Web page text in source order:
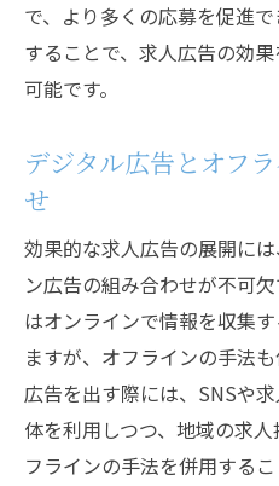
で、より多くの応募を促進
することで、求人広告の効
可能です。
デジタル広告とオフ
せ
効果的な求人広告の展開に
ン広告の組み合わせが不可
はオンラインで情報を収集
ますが、オフラインの手法
広告を出す際には、SNSや
体を利用しつつ、地域の求
フラインの手法を併用する